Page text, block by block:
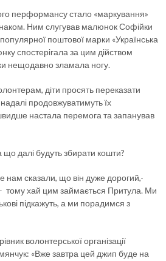
перформансу стало «маркування»
Ним слугував малюнок Софійки
поштової марки «Українська
спостерігала за цим дійством
нещодавно зламала ногу.
діти просять переказати
продовжуватимуть їх
настала перемога та запанував
що далі будуть збирати кошти?
нам сказали, що він дуже дорогий,-
– тому хай цим займається Притула. Ми
підкажуть, а ми порадимся з
волонтерської організації
«Вже завтра цей джип буде на